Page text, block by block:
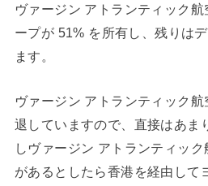
ヴァージン アトランティック
ープが 51% を所有し、残りは
ます。
ヴァージン アトランティック
退していますので、直接はあま
しヴァージン アトランティッ
があるとしたら香港を経由して